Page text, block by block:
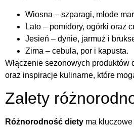
Wiosna – szparagi, młode
Lato – pomidory, ogórki oraz
Jesień – dynie, jarmuż i
Zima – cebula, por i kapusta.
Włączenie sezonowych
oraz inspiracje kulinarne, które
Zalety
Różnorodność diety ma